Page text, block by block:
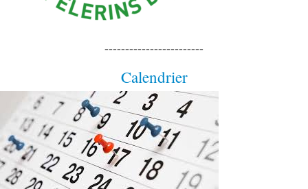
------------------------
Calendrier